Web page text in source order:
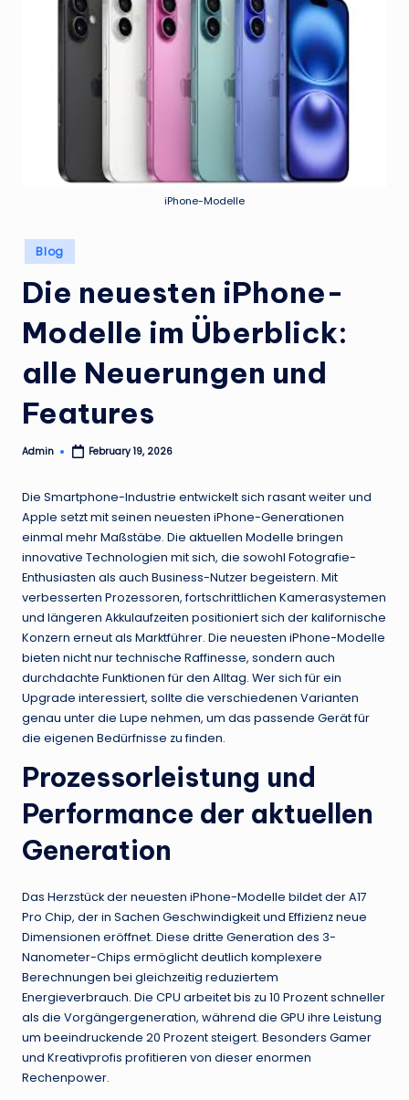
iPhone-Modelle
Posted
in
Blog
Die neuesten iPhone-
Modelle im Überblick:
alle Neuerungen und
Features
Posted
Admin February 19, 2026
Die Smartphone-Industrie entwickelt sich rasant weiter und
Apple setzt mit seinen neuesten iPhone-Generationen
einmal mehr Maßstäbe. Die aktuellen Modelle bringen
innovative Technologien mit sich, die sowohl Fotografie-
Enthusiasten als auch Business-Nutzer begeistern. Mit
verbesserten Prozessoren, fortschrittlichen Kamerasystemen
und längeren Akkulaufzeiten positioniert sich der kalifornische
Konzern erneut als Marktführer. Die neuesten iPhone-Modelle
bieten nicht nur technische Raffinesse, sondern auch
durchdachte Funktionen für den Alltag. Wer sich für ein
Upgrade interessiert, sollte die verschiedenen Varianten
genau unter die Lupe nehmen, um das passende Gerät für
die eigenen Bedürfnisse zu finden.
Prozessorleistung und
Performance der aktuellen
Generation
Das Herzstück der neuesten iPhone-Modelle bildet der A17
Pro Chip, der in Sachen Geschwindigkeit und Effizienz neue
Dimensionen eröffnet. Diese dritte Generation des 3-
Nanometer-Chips ermöglicht deutlich komplexere
Berechnungen bei gleichzeitig reduziertem
Energieverbrauch. Die CPU arbeitet bis zu 10 Prozent schneller
als die Vorgängergeneration, während die GPU ihre Leistung
um beeindruckende 20 Prozent steigert. Besonders Gamer
und Kreativprofis profitieren von dieser enormen
Rechenpower.